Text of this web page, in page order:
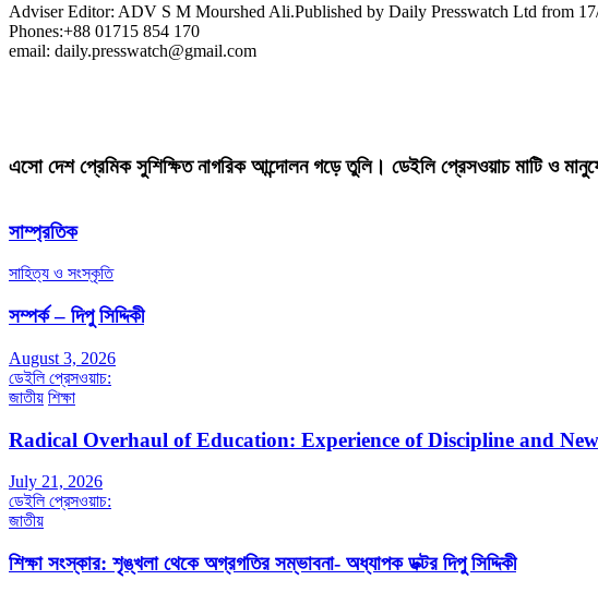
Adviser Editor: ADV S M Mourshed Ali.Published by Daily Presswatch Ltd from
Phones:+88 01715 854 170
email: daily.presswatch@gmail.com
এসো দেশ প্রেমিক সুশিক্ষিত নাগরিক আন্দোলন গড়ে তুলি। ডেইলি প্রেসওয়াচ মাটি ও
সাম্প্রতিক
সাহিত্য ও সংস্কৃতি
সম্পর্ক – দিপু সিদ্দিকী
August 3, 2026
ডেইলি প্রেসওয়াচ:
জাতীয় শিক্ষা
Radical Overhaul of Education: Experience of Discipline and
July 21, 2026
ডেইলি প্রেসওয়াচ:
জাতীয়
শিক্ষা সংস্কার: শৃঙ্খলা থেকে অগ্রগতির সম্ভাবনা- অধ্যাপক ডক্টর দিপু সিদ্দিকী